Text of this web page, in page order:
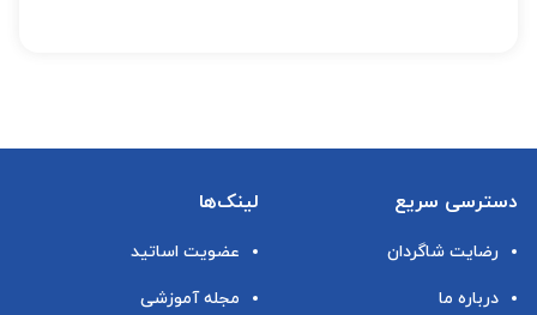
دسترسی سریع
رضایت شاگردان
درباره ما
لینک‌ها
عضویت اساتید
مجله آموزشی